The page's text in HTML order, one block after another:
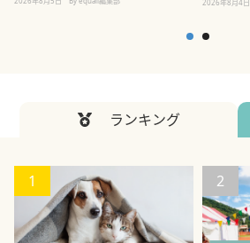
2026年8月4日
ランキング
1 2